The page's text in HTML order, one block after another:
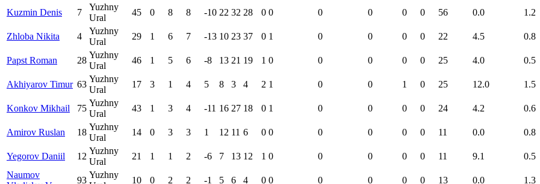
Kuzmin Denis 7
Yuzhny
Ural
45 0 8 8 -10 22 32 28 0 0 0 0 0 0 56 0.0 1.2
Zhloba Nikita 4
Yuzhny
Ural
29 1 6 7 -13 10 23 37 0 1 0 0 0 0 22 4.5 0.8
Papst Roman 28
Yuzhny
Ural
46 1 5 6 -8 13 21 19 1 0 0 0 0 0 25 4.0 0.5
Akhiyarov Timur 63
Yuzhny
Ural
17 3 1 4 5 8 3 4 2 1 0 0 1 0 25 12.0 1.5
Konkov Mikhail 75
Yuzhny
Ural
43 1 3 4 -11 16 27 18 0 1 0 0 0 0 24 4.2 0.6
Amirov Ruslan 18
Yuzhny
Ural
14 0 3 3 1 12 11 6 0 0 0 0 0 0 11 0.0 0.8
Yegorov Daniil 12
Yuzhny
Ural
21 1 1 2 -6 7 13 12 1 0 0 0 0 0 11 9.1 0.5
Naumov
93
Yuzhny
10 0 2 2 -1 5 6 4 0 0 0 0 0 0 13 0.0 1.3